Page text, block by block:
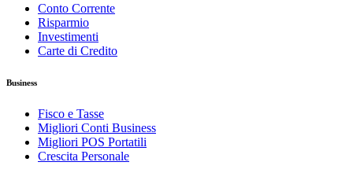
Conto Corrente
Risparmio
Investimenti
Carte di Credito
Business
Fisco e Tasse
Migliori Conti Business
Migliori POS Portatili
Crescita Personale